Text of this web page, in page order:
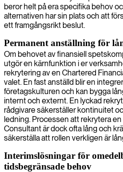
beror helt på era specifika behov
alternativen har sin plats och att
ett framgångsrikt beslut.
Permanent anställning för
Om behovet av finansiell
utgör en kärnfunktion i er
rekrytering av en Chartered
valet. En fast anställd blir en
företagskulturen och kan bygga
internt och externt. En lyckad
rådgivare säkerställer kontinuitet
ledning. Processen att rekrytera
Consultant är dock ofta lång och
säkerställa att rollen verkligen är
Interimslösningar för
tidsbegränsade behov